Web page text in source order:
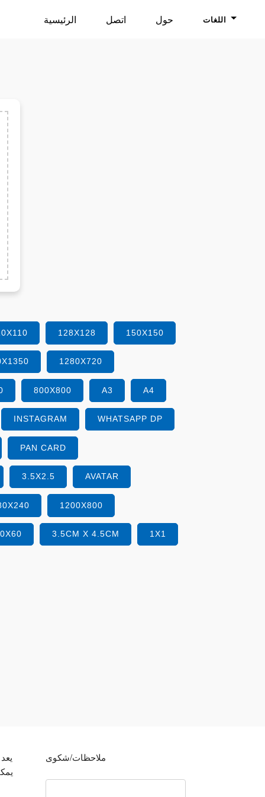
الرئيسية اتصل حول اللغات
128X128 150X150
1280X720
800X800 A3 A4
INSTAGRAM WHATSAPP DP
PAN CARD
3.5X2.5 AVATAR
1200X800
3.5CM X 4.5CM 1X1
ملاحظات/شكوى